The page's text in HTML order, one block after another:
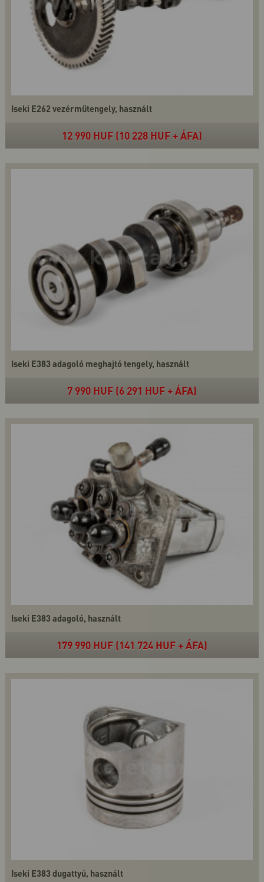
Iseki E262 vezérműtengely, használt
12 990 HUF (10 228 HUF + ÁFA)
Iseki E383 adagoló meghajtó tengely, használt
7 990 HUF (6 291 HUF + ÁFA)
Iseki E383 adagoló, használt
179 990 HUF (141 724 HUF + ÁFA)
Iseki E383 dugattyú, használt